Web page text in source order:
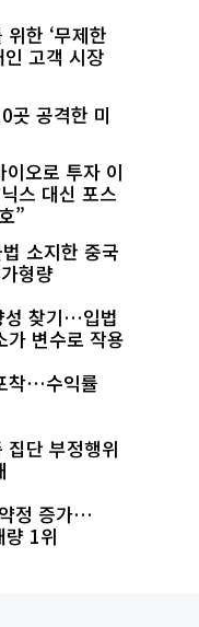
한 ‘무제한
고객 시장
곳 공격한 미
이오로 투자 이
스 대신 포스
”
소지한 중국
형량
성 찾기…입법
가 변수로 작용
착…수익률
단 부정행위
정 증가…
1위